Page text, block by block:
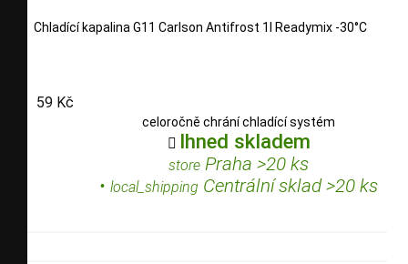
Chladící kapalina G11 Carlson Antifrost 1l Readymix -30°C
59 Kč
celoročně chrání chladící systém
 Ihned skladem
store Praha >20 ks
• local_shipping Centrální sklad >20 ks